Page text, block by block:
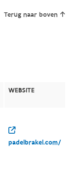
Terug naar boven
WEBSITE
padelbrakel.com/